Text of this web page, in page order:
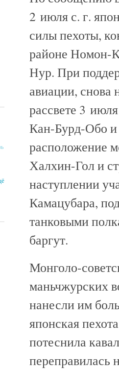
2 июля с. г.
силы пехоты,
районе Номон-
Нур. При
авиации,
рассвете 3
Кан-Бурд-Обо и
расположение
Халхин-Гол и
наступлении
Камацубара,
танковыми
баргут.
Монголо-
маньчжурских
нанесли им
японская
потеснила
переправилась